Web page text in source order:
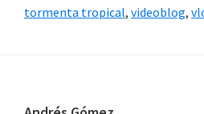
tormenta tropical, videoblog,